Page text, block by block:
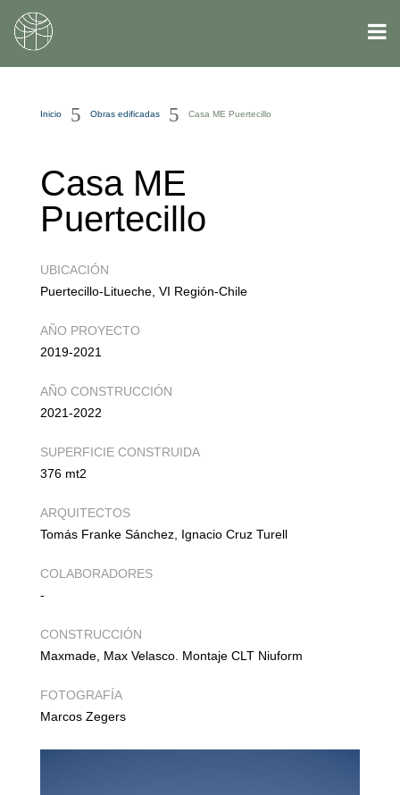
Inicio 5 Obras edificadas 5 Casa ME Puertecillo
Casa ME
Puertecillo
UBICACIÓN
Puertecillo-Litueche, VI Región-Chile
AÑO PROYECTO
2019-2021
AÑO CONSTRUCCIÓN
2021-2022
SUPERFICIE CONSTRUIDA
376 mt2
ARQUITECTOS
Tomás Franke Sánchez, Ignacio Cruz Turell
COLABORADORES
-
CONSTRUCCIÓN
Maxmade, Max Velasco. Montaje CLT Niuform
FOTOGRAFÍA
Marcos Zegers